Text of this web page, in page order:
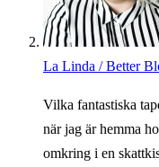
La Linda / Better
Vilka fantastiska
när jag är hemma
omkring i en